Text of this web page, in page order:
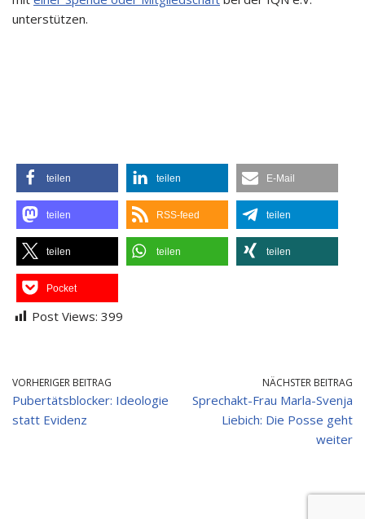
unterstützen.
teilen teilen E-Mail
teilen RSS-feed teilen
teilen teilen teilen
Pocket
Post Views: 399
VORHERIGER BEITRAG
Pubertätsblocker: Ideologie
statt Evidenz
NÄCHSTER BEITRAG
Sprechakt-Frau Marla-Svenja
Liebich: Die Posse geht
weiter